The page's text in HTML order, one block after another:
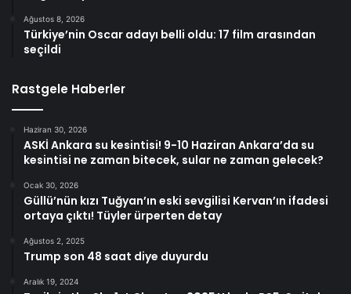
Ağustos 8, 2026
Türkiye’nin Oscar adayı belli oldu: 17 film arasından
seçildi
Rastgele Haberler
Haziran 30, 2026
ASKİ Ankara su kesintisi! 9-10 Haziran Ankara’da su
kesintisi ne zaman bitecek, sular ne zaman gelecek?
Ocak 30, 2026
Güllü’nün kızı Tuğyan’ın eski sevgilisi Kervan’ın ifadesi
ortaya çıktı! Tüyler ürperten detay
Ağustos 2, 2025
Trump son 48 saat diye duyurdu
Aralık 19, 2024